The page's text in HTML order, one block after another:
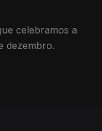
celebramos a
dezembro.